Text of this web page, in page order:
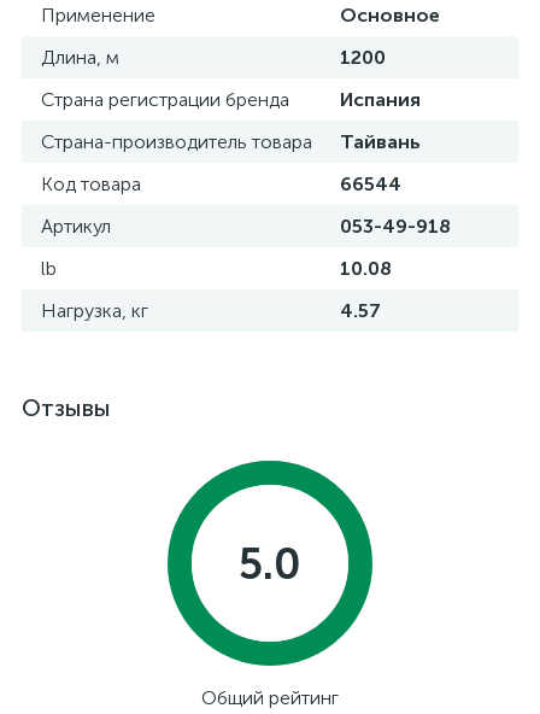
Применение
Основное
Длина, м
1200
Страна регистрации бренда
Испания
Страна-производитель товара
Тайвань
Код товара
66544
Артикул
053-49-918
lb
10.08
Нагрузка, кг
4.57
Отзывы
5.0
Общий рейтинг